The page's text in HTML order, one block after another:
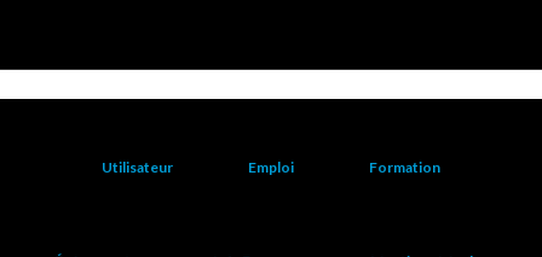
Utilisateur Emploi Formation